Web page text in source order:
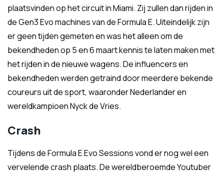
plaatsvinden op het circuit in Miami. Zij zullen dan rijden in
de Gen3 Evo machines van de Formula E. Uiteindelijk zijn
er geen tijden gemeten en was het alleen om de
bekendheden op 5 en 6 maart kennis te laten maken met
het rijden in de nieuwe wagens. De influencers en
bekendheden werden getraind door meerdere bekende
coureurs uit de sport, waaronder Nederlander en
wereldkampioen Nyck de Vries.
Crash
Tijdens de Formula E Evo Sessions vond er nog wel een
vervelende crash plaats. De wereldberoemde Youtuber